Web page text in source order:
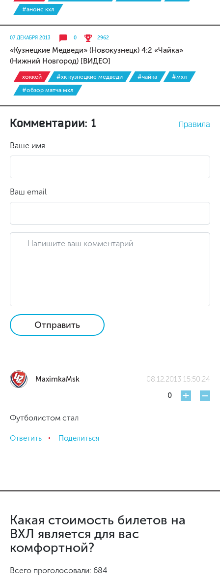
#анонс кхл
07 ДЕКАБРЯ 2013 0 2962
«Кузнецкие Медведи» (Новокузнецк) 4:2 «Чайка»
(Нижний Новгород) [ВИДЕО]
хоккей #хк кузнецкие медведи #чайка
#мхл
#обзор матча мхл
Комментарии: 1 Правила
Ваше имя
Ваш email
Отправить
MaximkaMsk
08.12.2013 15:50:24
0
+ -
Футболистом стал
Ответить Поделиться
Какая стоимость билетов на
ВХЛ является для вас
комфортной?
Всего проголосовали: 684